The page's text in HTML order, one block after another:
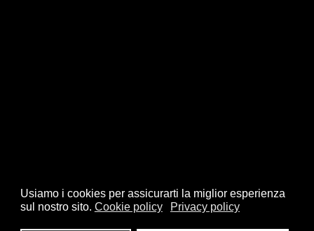
Usiamo i cookies per assicurarti la miglior esperienza
sul nostro sito. Cookie policy Privacy policy